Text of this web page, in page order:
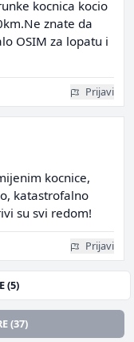
kocnica kocio
znate da
OSIM za lopatu i
Prijavi
kocnice,
katastrofalno
su svi redom!
Prijavi
(5)
(37)